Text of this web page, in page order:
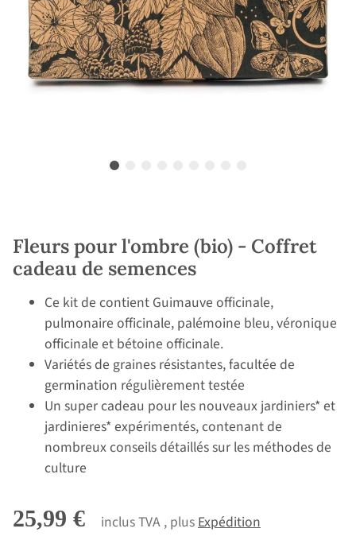
Fleurs pour l'ombre (bio) - Coffret
cadeau de semences
Ce kit de contient Guimauve officinale,
pulmonaire officinale, palémoine bleu, véronique
officinale et bétoine officinale.
Variétés de graines résistantes, facultée de
germination régulièrement testée
Un super cadeau pour les nouveaux jardiniers* et
jardinieres* expérimentés, contenant de
nombreux conseils détaillés sur les méthodes de
culture
25,99 € inclus TVA , plusExpédition